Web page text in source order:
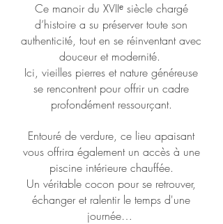
Ce manoir du XVIIᵉ siècle chargé
d’histoire a su préserver toute son
authenticité, tout en se réinventant avec
douceur et modernité.
Ici, vieilles pierres et nature généreuse
se rencontrent pour offrir un cadre
profondément ressourçant.
Entouré de verdure, ce lieu apaisant
vous offrira également un accès à une
piscine intérieure chauffée.
Un véritable cocon pour se retrouver,
échanger et ralentir le temps d'une
journée…